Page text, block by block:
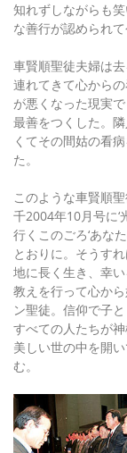
知れずしながらも
な善行が認められ
車賢順聖徒夫婦は
連れてきて心から
が悪くなった現実
最善をつくした。
くてその間姑の看
た。
このような車賢順
千2004年10月号に‘
行くこのごろ‘あな
とおりに。そうす
地に長く生き、幸
教えを行って心か
ン聖徒。信仰で子
すべての人たちが
美しい世の中を開
む。